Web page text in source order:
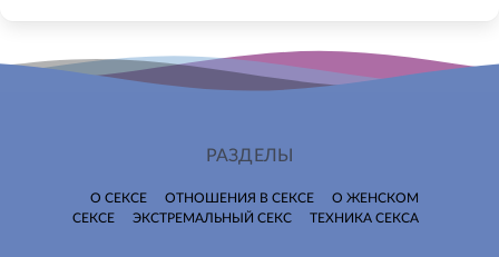
РАЗДЕЛЫ
О СЕКСЕ ОТНОШЕНИЯ В СЕКСЕ
О ЖЕНСКОМ
СЕКСЕ
ЭКСТРЕМАЛЬНЫЙ СЕКС ТЕХНИКА СЕКСА